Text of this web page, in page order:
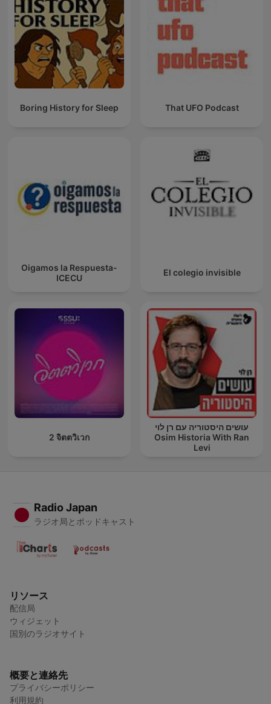
Boring History for Sleep That UFO Podcast
Oigamos la Respuesta-
ICECU
El colegio invisible
2 จิตตวิเวก
עושים היסטוריה עם רן לוי
Osim Historia With Ran
Levi
Radio Japan
ラジオ局とポッドキャスト
リソース
配信局
ウィジェット
国別のラジオサイト
概要と連絡先
プライバシーポリシー
利用規約